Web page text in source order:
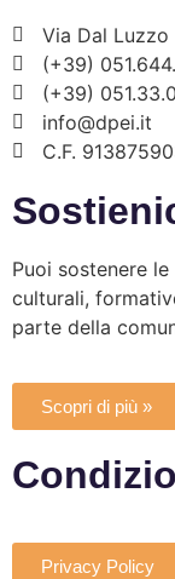
Via Dal Luzzo
(+39)
(+39)
info@dpei.it
C.F.
Puoi sostenere
culturali,
parte della
Scopri di più »
Privacy Policy